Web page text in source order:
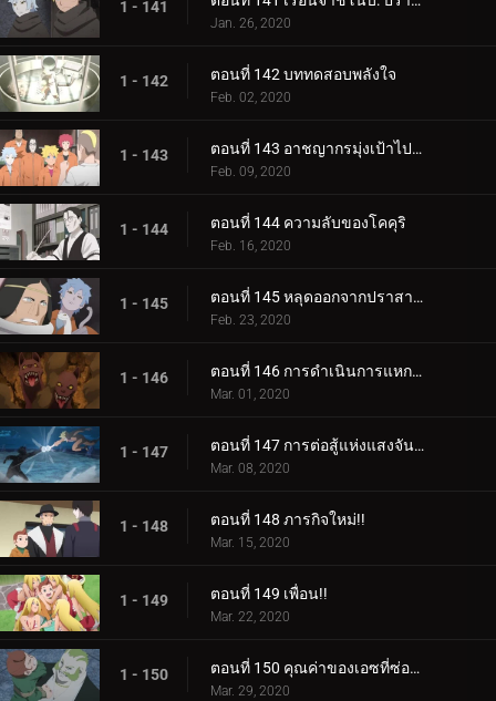
1 - 141
Jan. 26, 2020
1 - 142 ตอนที่ 142 บททดสอบพลังใจ
Feb. 02, 2020
1 - 143 ตอนที่ 143 อาชญากรมุ่งเป้าไปที่โคคุริ
Feb. 09, 2020
1 - 144 ตอนที่ 144 ความลับของโคคุริ
Feb. 16, 2020
1 - 145 ตอนที่ 145 หลุดออกจากปราสาทโฮซึกิ
Feb. 23, 2020
1 - 146 ตอนที่ 146 การดำเนินการแหกคุก
Mar. 01, 2020
1 - 147 ตอนที่ 147 การต่อสู้แห่งแสงจันทร์อันเป็นเวรกรรม
Mar. 08, 2020
1 - 148 ตอนที่ 148 ภารกิจใหม่!!
Mar. 15, 2020
1 - 149 ตอนที่ 149 เพื่อน!!
Mar. 22, 2020
1 - 150 ตอนที่ 150 คุณค่าของเอซที่ซ่อนอยู่
Mar. 29, 2020